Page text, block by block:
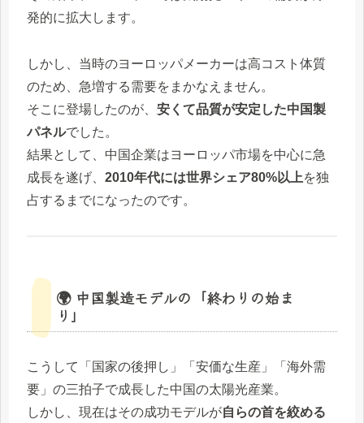
発的に拡大します。
しかし、当時のヨーロッパメーカーは高コスト体質
のため、急増する需要をまかなえません。
そこに登場したのが、 安くて品質が安定した中国製
パネルでした。
結果として、中国企業はヨーロッパ市場を中心に急
成長を遂げ、 2010年代には世界シェア80%以上を独
占するまでになったのです。
🌍 中国製造モデルの「終わりの始ま
り」
こうして「国家の後押し」「安価な生産」「海外需
要」の三拍子で成長した中国の太陽光産業。
しかし、現在はその成功モデルが自らの首を絞める